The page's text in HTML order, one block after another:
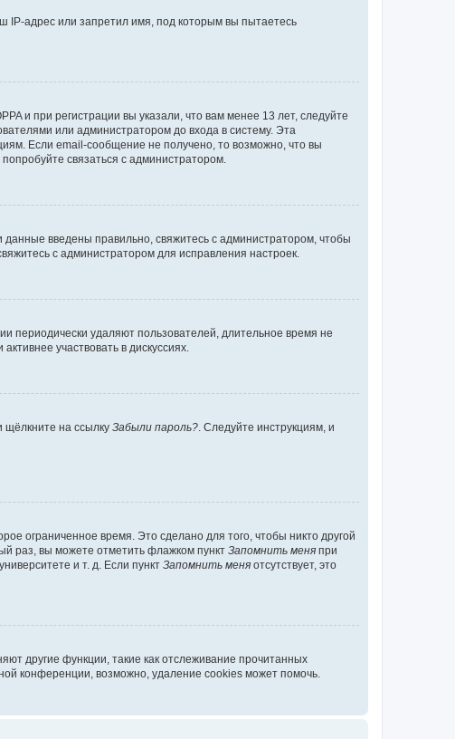
IP-адрес или запретил имя, под которым вы пытаетесь
и при регистрации вы указали, что вам менее 13 лет, следуйте
или администратором до входа в систему. Эта
Если email-сообщение не получено, то возможно, что вы
связаться с администратором.
введены правильно, свяжитесь с администратором, чтобы
с администратором для исправления настроек.
периодически удаляют пользователей, длительное время не
участвовать в дискуссиях.
щёлкните на ссылку Забыли пароль?. Следуйте инструкциям, и
ограниченное время. Это сделано для того, чтобы никто другой
раз, вы можете отметить флажком пункт Запомнить меня при
и т. д. Если пункт Запомнить меня отсутствует, это
другие функции, такие как отслеживание прочитанных
конференции, возможно, удаление cookies может помочь.